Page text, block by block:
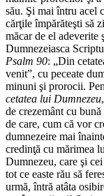
său. Şi mai întru acel
cărţile împărăteşti să
măcar de el adeverite
Dumnezeiasca
Psalm 90: „Din
venit”, cu peceate
minuni şi prorocii.
cetatea lui Dumnezeu
de crezemânt cu
de care, cum că vor
dumnezeire mai
credinţă cu mărimea
Dumnezeu, care şi
tot ce easte rău să
urmă, întră atâta